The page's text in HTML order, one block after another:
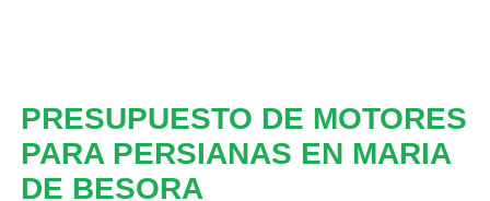
PRESUPUESTO DE MOTORES
PARA PERSIANAS EN MARIA
DE BESORA